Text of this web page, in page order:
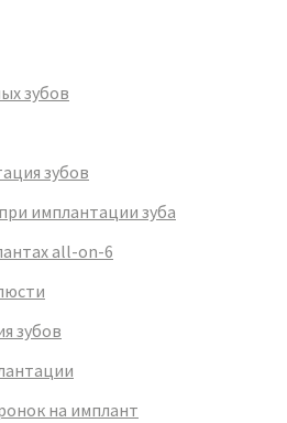
зубов
зубов
имплантации зуба
all-on-6
зубов
на имплант